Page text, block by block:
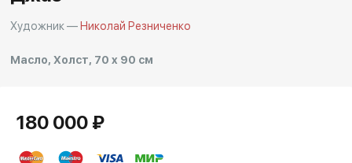
Художник — Николай Резниченко
Масло, Холст, 70 x 90 см
180 000 ₽